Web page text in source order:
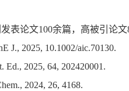
表论文100余篇，高被引论文
J., 2025, 10.1002/aic.70130.
Ed., 2025, 64, 202420001.
2024, 26, 4168.